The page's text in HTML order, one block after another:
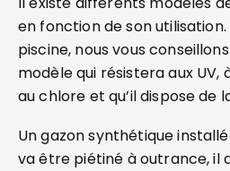
en fonction de son
piscine, nous vous
modèle qui résistera aux UV,
au chlore et qu’il dispose de
Un gazon synthétique
va être piétiné à outrance, il